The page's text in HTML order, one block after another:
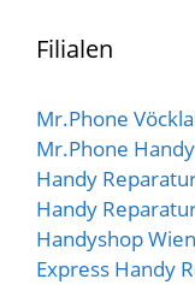
n
5Filialen
Mr.Phone
Mr.Phone
Handy
Handy
Handyshop
Express Handy